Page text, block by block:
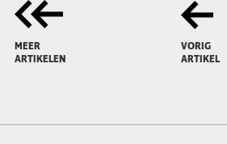
MEER
ARTIKELEN
VORIG
ARTIKEL